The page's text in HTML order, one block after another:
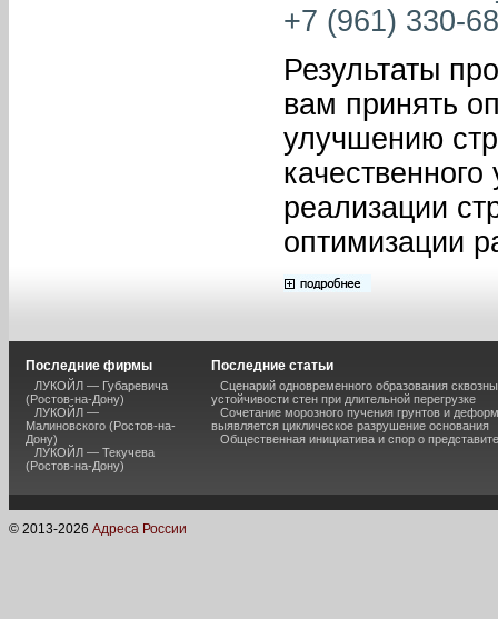
+7 (961) 330-
Результаты
вам принять
улучшению
реализации
оптимизации
Последние фирмы
ЛУКОЙЛ — Губаревича
(Ростов-на-Дону)
ЛУКОЙЛ —
Малиновского (Ростов-на-
Дону)
ЛУКОЙЛ — Текучева
(Ростов-на-Дону)
Последние статьи
Сценарий одновременного образования
устойчивости стен при длительной перегрузке
Сочетание морозного пучения грунтов и
выявляется циклическое разрушение основания
Общественная инициатива и спор о
© 2013-2026 Адреса России